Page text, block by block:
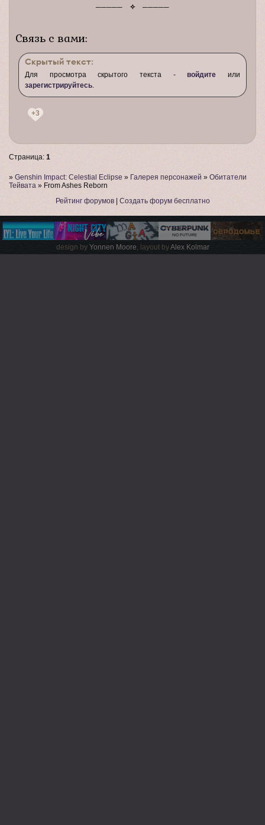
─────
✧ ─────
Связь с вами:
Скрытый текст:
Для просмотра скрытого текста -войдите или
зарегистрируйтесь.
+3
Страница: 1
» Genshin Impact: Celestial Eclipse » Галерея персонажей » Обитатели
Тейвата » From Ashes Reborn
Рейтинг форумов| Создать форум бесплатно
design by Yonnen Moore, layout byAlex Kolmar